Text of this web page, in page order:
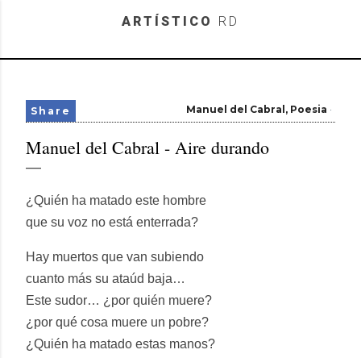
Skip to main content
ARTÍSTICO RD
Manuel del Cabral Poesia
Share
Manuel del Cabral - Aire durando
¿Quién ha matado este hombre
que su voz no está enterrada?
Hay muertos que van subiendo
cuanto más su ataúd baja…
Este sudor… ¿por quién muere?
¿por qué cosa muere un pobre?
¿Quién ha matado estas manos?